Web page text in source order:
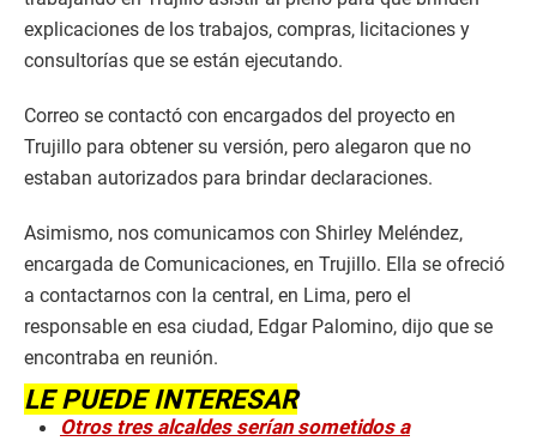
explicaciones de los trabajos, compras, licitaciones y
consultorías que se están ejecutando.
Correo se contactó con encargados del proyecto en
Trujillo para obtener su versión, pero alegaron que no
estaban autorizados para brindar declaraciones.
Asimismo, nos comunicamos con Shirley Meléndez,
encargada de Comunicaciones, en Trujillo. Ella se ofreció
a contactarnos con la central, en Lima, pero el
responsable en esa ciudad, Edgar Palomino, dijo que se
encontraba en reunión.
LE PUEDE INTERESAR
Otros tres alcaldes serían sometidos a